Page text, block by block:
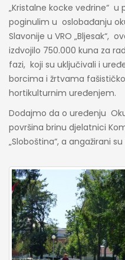
„Kristalne kocke vedrine“
poginulim u oslobađanju
Slavonije u VRO „Bljesak“,
izdvojilo 750.000 kuna za
fazi, koji su uključivali i
borcima i žrtvama
hortikulturnim uređenjem.
Dodajmo da o uređenju
površina brinu djelatnici
„Sloboština“, a angažirani